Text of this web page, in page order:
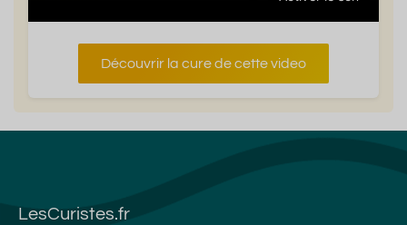
Découvrir la cure de cette video
LesCuristes.fr